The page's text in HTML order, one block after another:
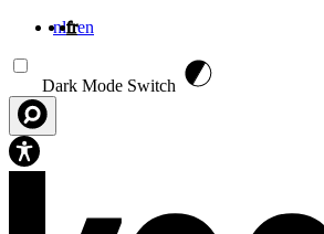
nlfren
Dark Mode Switch